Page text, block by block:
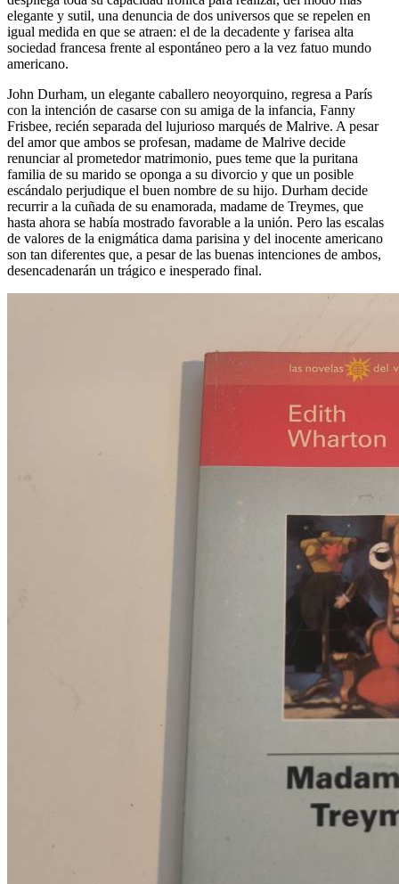
elegante y sutil, una denuncia de dos universos que se repelen en
igual medida en que se atraen: el de la decadente y farisea alta
sociedad francesa frente al espontáneo pero a la vez fatuo mundo
americano.
John Durham, un elegante caballero neoyorquino, regresa a París
con la intención de casarse con su amiga de la infancia, Fanny
Frisbee, recién separada del lujurioso marqués de Malrive. A pesar
del amor que ambos se profesan, madame de Malrive decide
renunciar al prometedor matrimonio, pues teme que la puritana
familia de su marido se oponga a su divorcio y que un posible
escándalo perjudique el buen nombre de su hijo. Durham decide
recurrir a la cuñada de su enamorada, madame de Treymes, que
hasta ahora se había mostrado favorable a la unión. Pero las escalas
de valores de la enigmática dama parisina y del inocente americano
son tan diferentes que, a pesar de las buenas intenciones de ambos,
desencadenarán un trágico e inesperado final.